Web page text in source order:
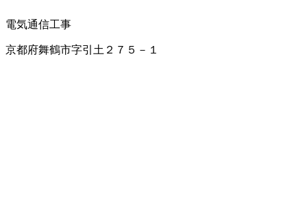
電気通信工事
京都府舞鶴市字引土２７５－１